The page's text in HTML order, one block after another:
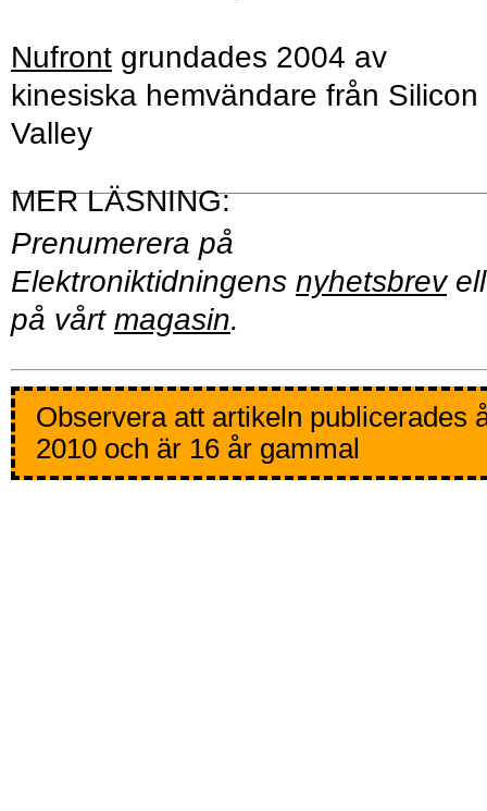
Nufront grundades 2004 av
kinesiska hemvändare från Silicon
Valley
Prenumerera på
Elektroniktidningens nyhetsbrev
på vårt magasin.
Observera att artikeln publicerades
2010 och är 16 år gammal